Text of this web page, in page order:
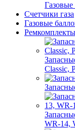
Газовые
Счетчики газа
Газовые
Classic,
WR-14,